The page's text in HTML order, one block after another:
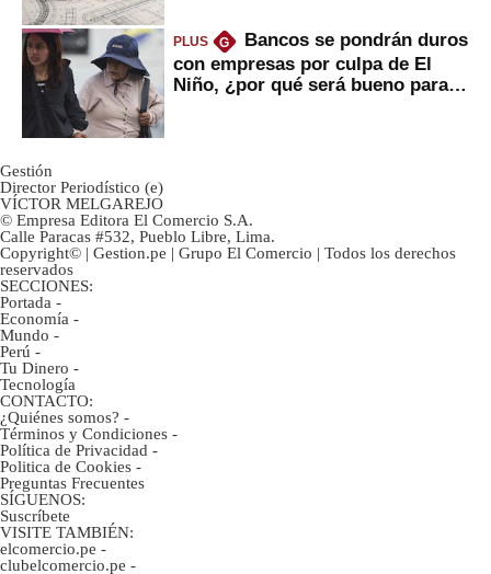
PLUS G
Bancos se pondrán duros
con empresas por culpa de El
Niño, ¿por qué será bueno para
Gestión
Director Periodístico (e)
VÍCTOR MELGAREJO
© Empresa Editora El Comercio S.A.
Calle Paracas #532, Pueblo Libre, Lima.
Copyright© | Gestion.pe | Grupo El Comercio | Todos los derechos
reservados
SECCIONES:
Portada -
Economía -
Mundo -
Perú -
Tu Dinero -
Tecnología
CONTACTO:
¿Quiénes somos? -
Términos y Condiciones -
Política de Privacidad -
Politica de Cookies -
Preguntas Frecuentes
SÍGUENOS:
Suscríbete
VISITE TAMBIÉN:
elcomercio.pe -
clubelcomercio.pe -